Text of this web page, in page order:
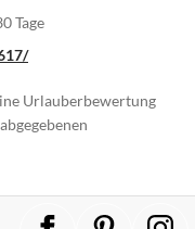
Tage
Urlauberbewertung